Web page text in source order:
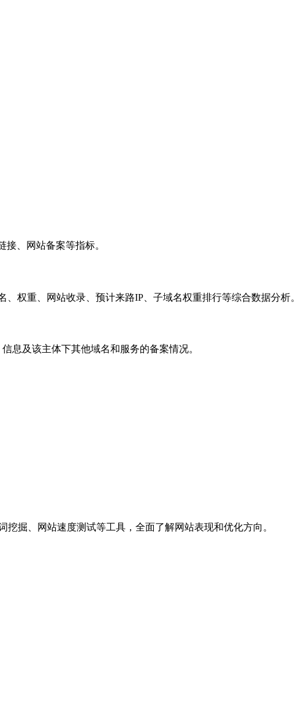
、网站备案等指标。
权重、网站收录、预计来路IP、子域名权重排行等综合数据分析。
息及该主体下其他域名和服务的备案情况。
掘、网站速度测试等工具，全面了解网站表现和优化方向。